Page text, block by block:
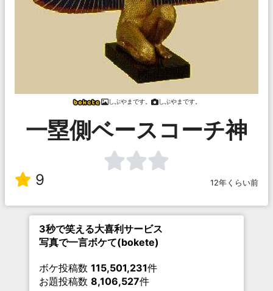
しぶやまです。 しぶやまです。
一塁側ベースコーチ神
9 12年くらい前
3秒で笑える大喜利サービス
写真で一言ボケて(bokete)
ボケ投稿数 115,501,231件
お題投稿数 8,106,527件